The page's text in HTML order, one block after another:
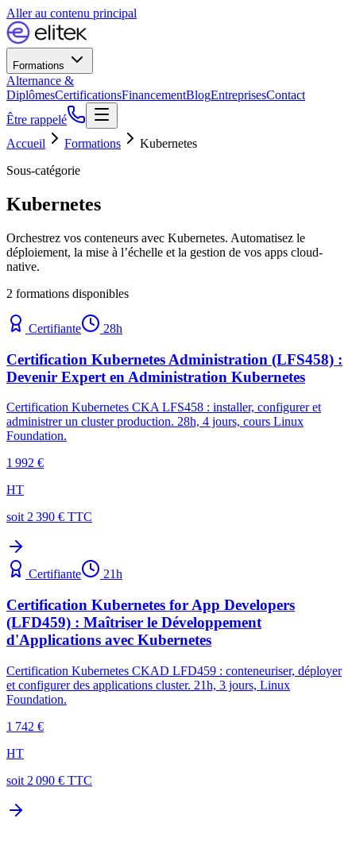
Aller au contenu principal
Formations
Alternance &
DiplômesCertificationsFinancementBlogEntreprisesContact
Être rappelé
Accueil
Formations
Kubernetes
Sous-catégorie
Kubernetes
Orchestrez vos conteneurs avec Kubernetes. Automatisez le
déploiement, la mise à l’échelle et la gestion de vos apps cloud-
native.
2 formations disponibles
Certifiante 28h
Certification Kubernetes Administration (LFS458) :
Devenir Expert en Administration Kubernetes
Certification Kubernetes CKA LFS458 : installer, configurer et
administrer un cluster production. 28h, 4 jours, cours Linux
Foundation.
1 992 €
HT
soit 2 390 € TTC
Certifiante 21h
Certification Kubernetes for App Developers
(LFD459) : Maîtriser le Développement
d'Applications avec Kubernetes
Certification Kubernetes CKAD LFD459 : conteneuriser, déployer
et configurer des applications cluster. 21h, 3 jours, Linux
Foundation.
1 742 €
HT
soit 2 090 € TTC